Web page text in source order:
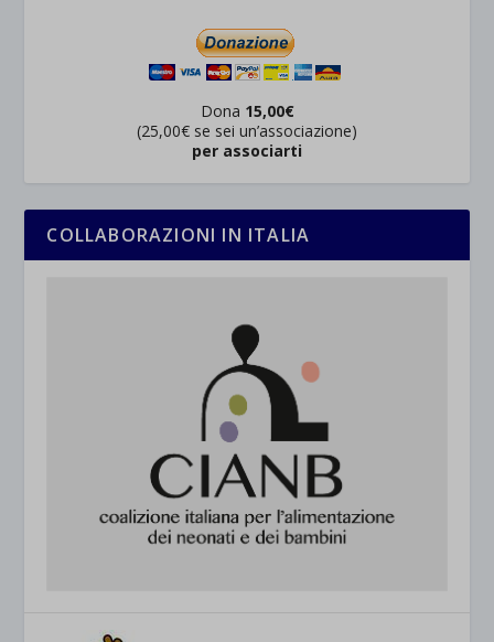
Dona 15,00€
(25,00€ se sei un’associazione)
per associarti
COLLABORAZIONI IN ITALIA